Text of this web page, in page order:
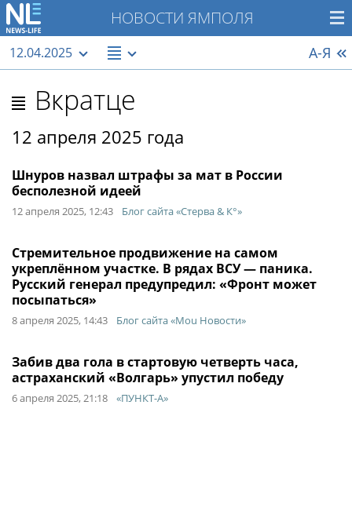
НОВОСТИ ЯМПОЛЯ
12.04.2025 А-Я
Вкратце
12 апреля 2025 года
Шнуров назвал штрафы за мат в России
бесполезной идеей
12 апреля 2025, 12:43 Блог сайта «Стерва & К°»
Стремительное продвижение на самом
укреплённом участке. В рядах ВСУ — паника.
Русский генерал предупредил: «Фронт может
посыпаться»
8 апреля 2025, 14:43 Блог сайта «Моu Новости»
Забив два гола в стартовую четверть часа,
астраханский «Волгарь» упустил победу
6 апреля 2025, 21:18 «ПУНКТ-А»